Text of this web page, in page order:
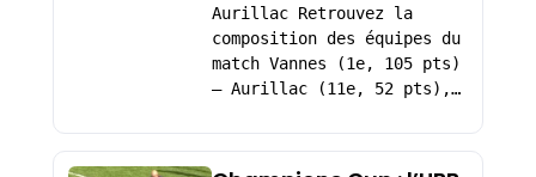
Aurillac Retrouvez la
composition des équipes du
match Vannes (1e, 105 pts)
– Aurillac (11e, 52 pts),…